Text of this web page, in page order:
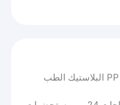
20mm 24mm الطفل والدليل كاب PP البلاستيك الطب
وصول سهل إلى شبكات
وتزويد العملاء بعبوات